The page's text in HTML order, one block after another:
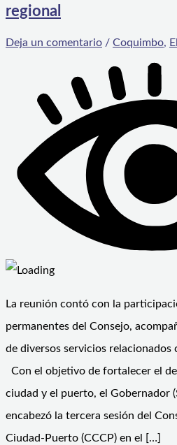
regional
Deja un comentario / Coquimbo,
La reunión contó con la
permanentes del Consejo,
de diversos servicios
Con el objetivo de fortalecer el
ciudad y el puerto, el Gobernador
encabezó la tercera sesión del
Ciudad-Puerto (CCCP) en el […]